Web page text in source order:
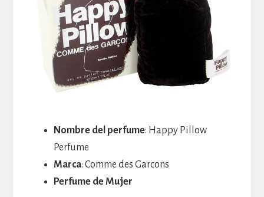
Nombre del perfume: Happy Pillow
Perfume
Marca: Comme des Garcons
Perfume de Mujer